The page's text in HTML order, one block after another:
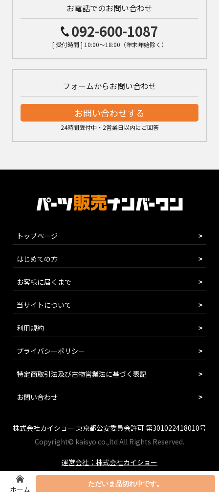
ホーム
ただいま品切れ中です。
お電話でのお問い合わせ
092-600-1087
[ 受付時間 ] 10:00～18:00（年末年始除く）
フォームからお問い合わせ
お問い合わせする
24時間受付中・2営業日以内にご回答
トップページ
はじめての方
お客様に届くまで
当サイトについて
利用規約
プライバシーポリシー
特定商取引法及び古物営業法に基づく表記
お問い合わせ
株式会社カイショー 東京都公安委員会許可 第301022418010号
Copyright© kaisyo.co.,ltd All Rights Reserved.
運営会社：株式会社カイショー